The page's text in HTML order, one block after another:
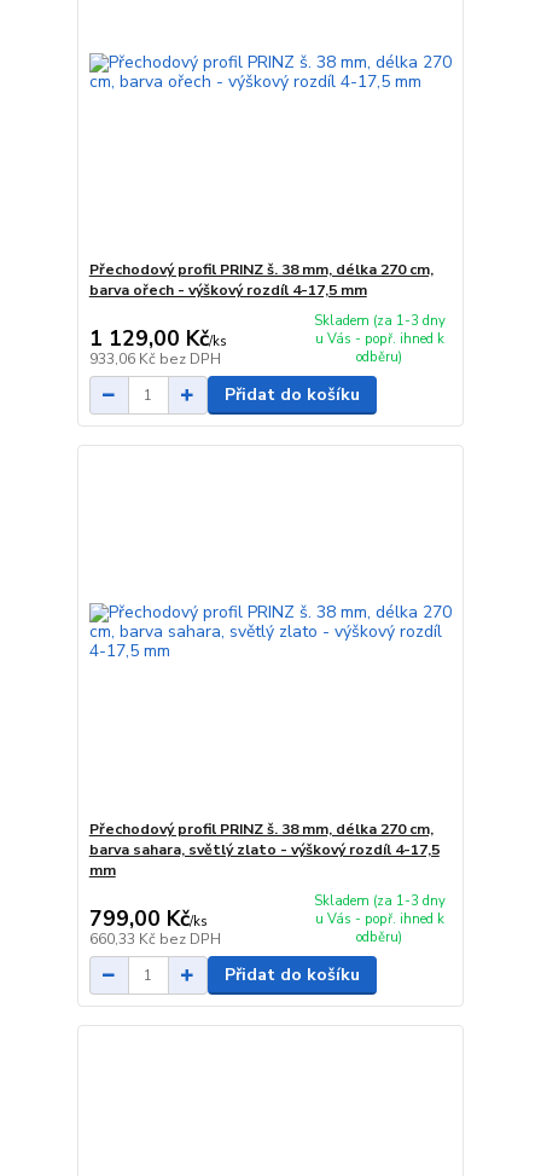
Přechodový profil PRINZ š. 38 mm, délka 270 cm,
barva ořech - výškový rozdíl 4-17,5 mm
1 129,00 Kč/ks
933,06 Kč bez DPH
Skladem (za 1-3 dny
u Vás - popř. ihned k
odběru)
Přidat do košíku
Přechodový profil PRINZ š. 38 mm, délka 270 cm,
barva sahara, světlý zlato - výškový rozdíl 4-17,5
mm
799,00 Kč/ks
660,33 Kč bez DPH
Skladem (za 1-3 dny
u Vás - popř. ihned k
odběru)
Přidat do košíku